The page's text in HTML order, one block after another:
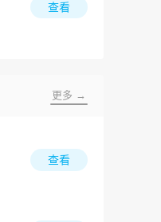
查看
更多 →
查看